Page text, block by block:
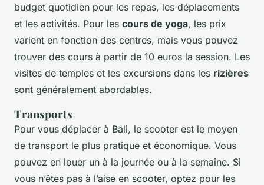
budget quotidien pour les repas, les déplacements
et les activités. Pour les cours de yoga, les prix
varient en fonction des centres, mais vous pouvez
trouver des cours à partir de 10 euros la session. Les
visites de temples et les excursions dans les rizières
sont généralement abordables.
Transports
Pour vous déplacer à Bali, le scooter est le moyen
de transport le plus pratique et économique. Vous
pouvez en louer un à la journée ou à la semaine. Si
vous n’êtes pas à l’aise en scooter, optez pour les